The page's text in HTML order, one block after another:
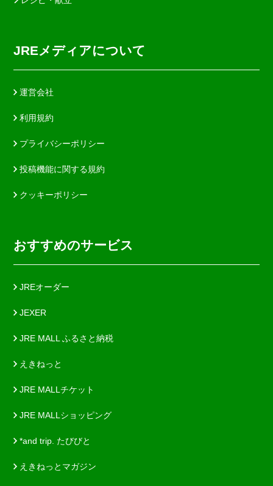
JREメディアについて
運営会社
利用規約
プライバシーポリシー
投稿機能に関する規約
クッキーポリシー
おすすめのサービス
JREオーダー
JEXER
JRE MALL ふるさと納税
えきねっと
JRE MALLチケット
JRE MALLショッピング
*and trip. たびびと
えきねっとマガジン